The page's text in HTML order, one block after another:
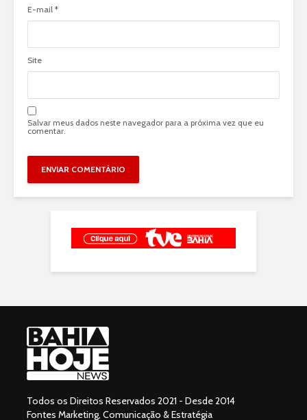
E-mail *
Site
Salvar meus dados neste navegador para a próxima vez que eu
comentar.
Todos os Direitos Reservados 2021 - Desde 2014
Fontes Marketing, Comunicação & Estratégia